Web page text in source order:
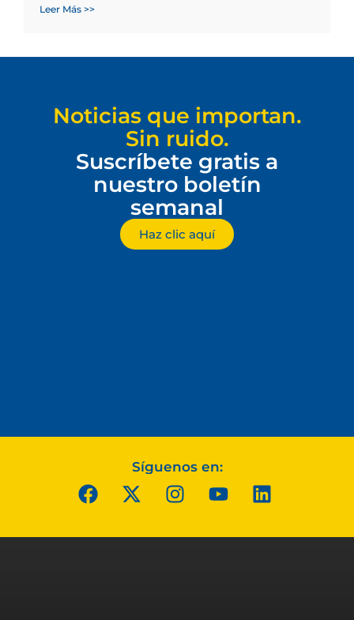
Leer Más >>
Noticias que importan.
Sin ruido.
Suscríbete gratis a
nuestro boletín
semanal
Haz clic aquí
Síguenos en: